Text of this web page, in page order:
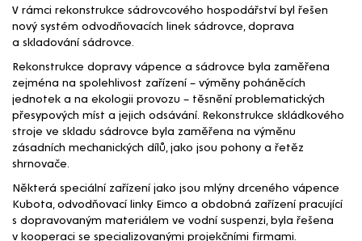
V rámci rekonstrukce sádrovcového hospodářství byl řešen
nový systém odvodňovacích linek sádrovce, doprava
a skladování sádrovce.
Rekonstrukce dopravy vápence a sádrovce byla zaměřena
zejména na spolehlivost zařízení – výměny poháněcích
jednotek a na ekologii provozu – těsnění problematických
přesypových míst a jejich odsávání. Rekonstrukce skládkového
stroje ve skladu sádrovce byla zaměřena na výměnu
zásadních mechanických dílů, jako jsou pohony a řetěz
shrnovače.
Některá speciální zařízení jako jsou mlýny drceného vápence
Kubota, odvodňovací linky Eimco a obdobná zařízení pracující
s dopravovaným materiálem ve vodní suspenzi, byla řešena
v kooperaci se specializovanými projekčními firmami.